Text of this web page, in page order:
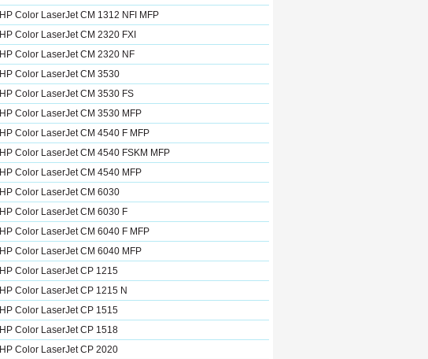
HP Color LaserJet CM 1312 NFI MFP
HP Color LaserJet CM 2320 FXI
HP Color LaserJet CM 2320 NF
HP Color LaserJet CM 3530
HP Color LaserJet CM 3530 FS
HP Color LaserJet CM 3530 MFP
HP Color LaserJet CM 4540 F MFP
HP Color LaserJet CM 4540 FSKM MFP
HP Color LaserJet CM 4540 MFP
HP Color LaserJet CM 6030
HP Color LaserJet CM 6030 F
HP Color LaserJet CM 6040 F MFP
HP Color LaserJet CM 6040 MFP
HP Color LaserJet CP 1215
HP Color LaserJet CP 1215 N
HP Color LaserJet CP 1515
HP Color LaserJet CP 1518
HP Color LaserJet CP 2020